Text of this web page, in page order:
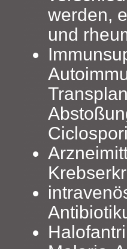
werden,
und